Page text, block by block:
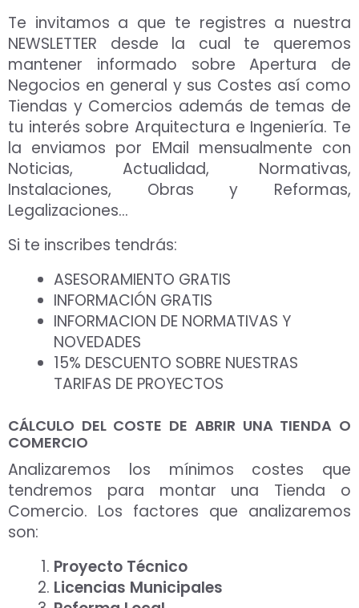
Te invitamos a que te registres a nuestra
NEWSLETTER desde la cual te queremos
mantener informado sobre Apertura de
Negocios en general y sus Costes así como
Tiendas y Comercios además de temas de
tu interés sobre Arquitectura e Ingeniería. Te
la enviamos por EMail mensualmente con
Noticias, Actualidad, Normativas,
Instalaciones, Obras y Reformas,
Legalizaciones…
Si te inscribes tendrás:
ASESORAMIENTO GRATIS
INFORMACIÓN GRATIS
INFORMACION DE NORMATIVAS Y
NOVEDADES
15% DESCUENTO SOBRE NUESTRAS
TARIFAS DE PROYECTOS
CÁLCULO DEL COSTE DE ABRIR UNA TIENDA O
COMERCIO
Analizaremos los mínimos costes que
tendremos para montar una Tienda o
Comercio. Los factores que analizaremos
son:
Proyecto Técnico
Licencias Municipales